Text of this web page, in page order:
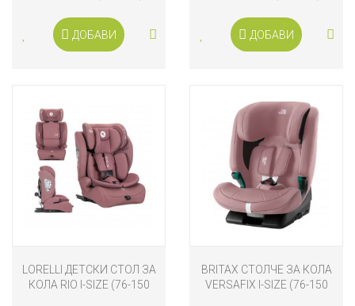
ДОБАВИ ДОБАВИ
LORELLI ДЕТСКИ СТОЛ ЗА
КОЛА RIO I-SIZE (76-150
BRITAX СТОЛЧЕ ЗА КОЛА
VERSAFIX I-SIZE (76-150